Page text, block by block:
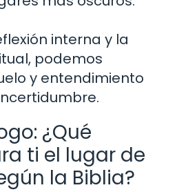
interna y la
podemos
y entendimiento
¿Qué
ti el lugar de
la Biblia?